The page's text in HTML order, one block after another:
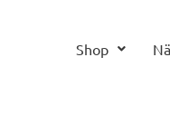
Shop